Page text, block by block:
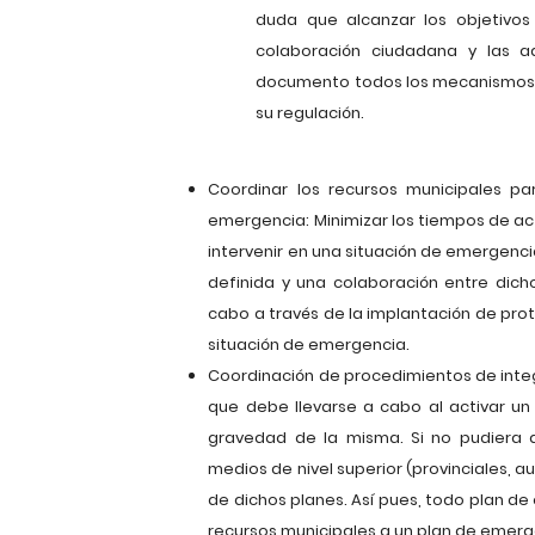
duda que alcanzar los
colaboración ciudadana y las
documento todos los
su regulación.
Coordinar los recursos municipales
emergencia: Minimizar los tiempos de
intervenir en una situación de
definida y una colaboración entre
cabo a través de la implantación de
situación de emergencia.
Coordinación de procedimientos de
que debe llevarse a cabo al activar un
gravedad de la misma. Si no pudiera
medios de nivel superior (provinciales,
de dichos planes. Así pues, todo plan